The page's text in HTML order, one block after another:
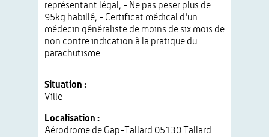
Situation :
Ville
Localisation :
Aérodrome de Gap-Tallard 05130 Tallard
représentant légal; - Ne pas peser plus de
95kg habillé; - Certificat médical d'un
médecin généraliste de moins de six mois de
non contre indication à la pratique du
parachutisme.